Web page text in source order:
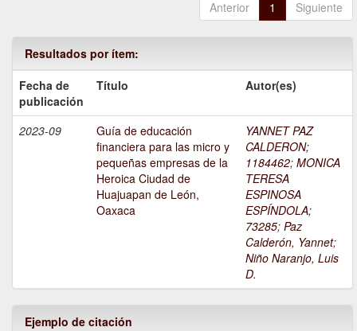
Anterior 1 Siguiente
Resultados por ítem:
Fecha de
publicación
Título Autor(es)
2023-09
Guía de educación
financiera para las micro y
pequeñas empresas de la
Heroica Ciudad de
Huajuapan de León,
Oaxaca
YANNET PAZ
CALDERON;
1184462; MONICA
TERESA
ESPINOSA
ESPÍNDOLA;
73285; Paz
Calderón, Yannet;
Niño Naranjo, Luis
D.
Ejemplo de citación